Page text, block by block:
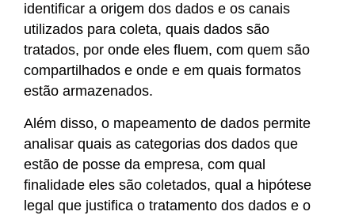
identificar a origem dos dados e os canais
utilizados para coleta, quais dados são
tratados, por onde eles fluem, com quem são
compartilhados e onde e em quais formatos
estão armazenados.
Além disso, o mapeamento de dados permite
analisar quais as categorias dos dados que
estão de posse da empresa, com qual
finalidade eles são coletados, qual a hipótese
legal que justifica o tratamento dos dados e o